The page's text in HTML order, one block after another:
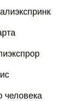
человека